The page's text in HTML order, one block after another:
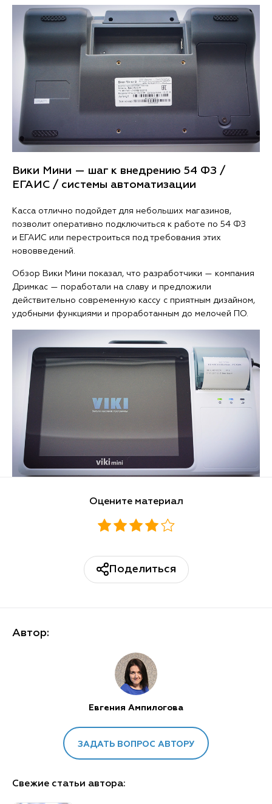
Вики Мини — шаг к внедрению 54 ФЗ /
ЕГАИС / системы автоматизации
Касса отлично подойдет для небольших магазинов,
позволит оперативно подключиться к работе по 54 ФЗ
и ЕГАИС или перестроиться под требования этих
нововведений.
Обзор Вики Мини показал, что разработчики — компания
Дримкас — поработали на славу и предложили
действительно современную кассу с приятным дизайном,
удобными функциями и проработанным до мелочей ПО.
Оцените материал
Поделиться
Автор:
Евгения Ампилогова
ЗАДАТЬ ВОПРОС АВТОРУ
Свежие статьи автора: